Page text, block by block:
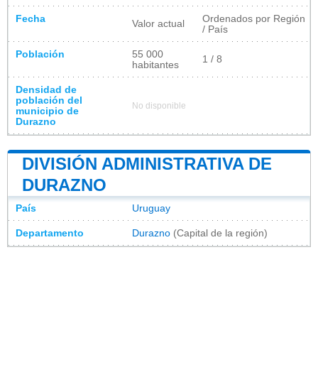
Fecha Valor actual
Ordenados por Región
/ País
Población
55 000
habitantes
1 / 8
Densidad de
población del
municipio de
Durazno
No disponible
DIVISIÓN ADMINISTRATIVA DE
DURAZNO
País Uruguay
Departamento Durazno (Capital de la región)